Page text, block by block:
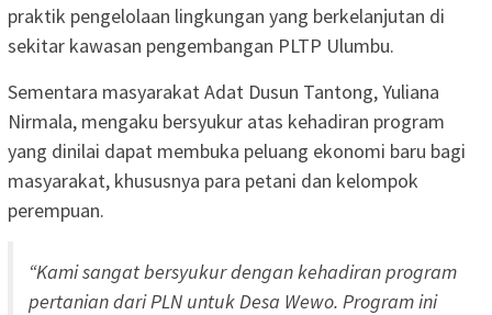
praktik pengelolaan lingkungan yang berkelanjutan di
sekitar kawasan pengembangan PLTP Ulumbu.
Sementara masyarakat Adat Dusun Tantong, Yuliana
Nirmala, mengaku bersyukur atas kehadiran program
yang dinilai dapat membuka peluang ekonomi baru bagi
masyarakat, khususnya para petani dan kelompok
perempuan.
“Kami sangat bersyukur dengan kehadiran program
pertanian dari PLN untuk Desa Wewo. Program ini